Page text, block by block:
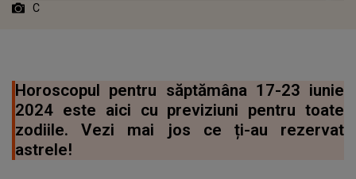
C
Horoscopul pentru săptămâna 17-23 iunie
2024 este aici cu previziuni pentru toate
zodiile. Vezi mai jos ce ți-au rezervat
astrele!